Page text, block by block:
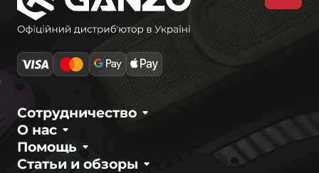
О нас
Сотрудничество
Статьи и обзоры
Помощь